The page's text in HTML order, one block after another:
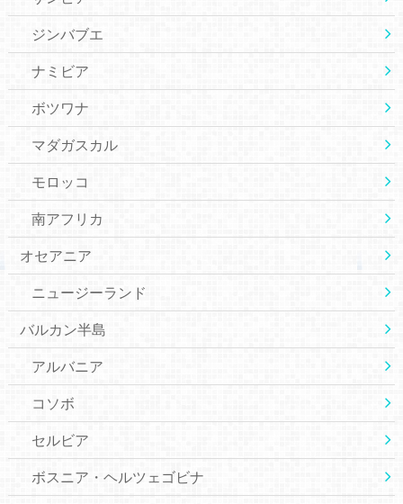
ジンバブエ
ナミビア
ボツワナ
マダガスカル
モロッコ
南アフリカ
オセアニア
ニュージーランド
バルカン半島
アルバニア
コソボ
セルビア
ボスニア・ヘルツェゴビナ